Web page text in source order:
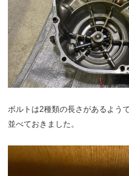
ボルトは2種類の長さがあるよう
並べておきました。